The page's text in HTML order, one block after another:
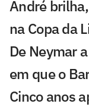
André
na Copa da
De Neymar
em que o
Cinco anos